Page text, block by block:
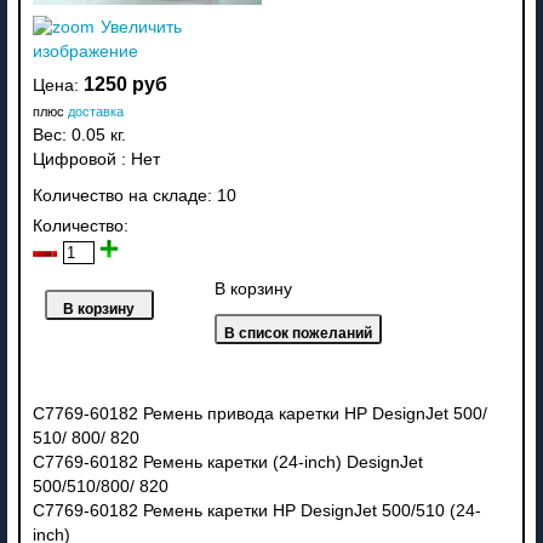
Увеличить
изображение
Цена: 1250 руб
плюс доставка
Вес: 0.05 кг.
Цифровой : Нет
Количество на складе: 10
Количество:
В корзину
C7769-60182 Ремень привода каретки HP DesignJet 500/
510/ 800/ 820
C7769-60182 Ремень каретки (24-inch) DesignJet
500/510/800/ 820
C7769-60182 Ремень каретки HP DesignJet 500/510 (24-
inch)